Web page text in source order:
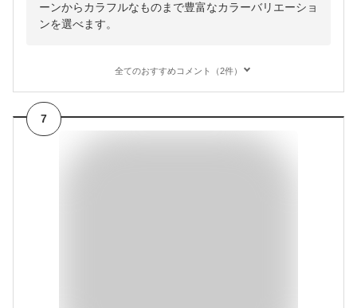
ーンからカラフルなものまで豊富なカラーバリエーショ
ンを選べます。
全てのおすすめコメント（2件）
7